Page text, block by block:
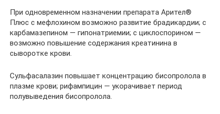
При одновременном назначении препарата Арител®
Плюс с мефлохином возможно развитие брадикардии; с
карбамазепином — гипонатриемии; с циклоспорином —
возможно повышение содержания креатинина в
сыворотке крови.
Сульфасалазин повышает концентрацию бисопролола в
плазме крови; рифампицин — укорачивает период
полувыведения бисопролола.